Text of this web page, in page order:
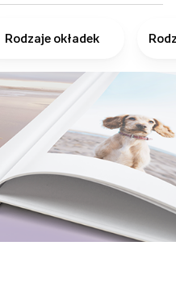
Rodzaje okładek